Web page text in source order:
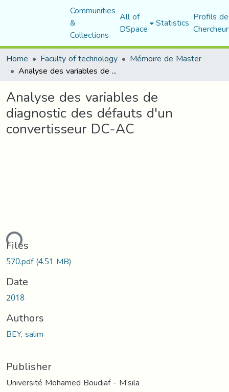
Communities
&
Collections
All of
DSpace Statistics Profils
Home
Faculty of technology Mémoire de Master
Analyse des variables de diagnostic des défauts d'un convertisseur DC-AC
Analyse des variables de
diagnostic des défauts d'un
convertisseur DC-AC
Files
570.pdf(4.51 MB)
Date
2018
Authors
BEY, salim
Publisher
Université Mohamed Boudiaf - M’sila